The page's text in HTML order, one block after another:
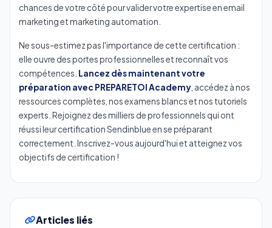
chances de votre côté pour valider votre expertise en email
marketing et marketing automation.
Ne sous-estimez pas l'importance de cette certification :
elle ouvre des portes professionnelles et reconnaît vos
compétences. Lancez dès maintenant votre
préparation avec PREPARETOI Academy, accédez à nos
ressources complètes, nos examens blancs et nos tutoriels
experts. Rejoignez des milliers de professionnels qui ont
réussi leur certification Sendinblue en se préparant
correctement. Inscrivez-vous aujourd'hui et atteignez vos
objectifs de certification !
Articles liés